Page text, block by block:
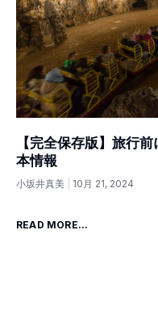
【完全保存版】旅行
本情報
小坂井真美 10月 21, 2024
READ MORE...